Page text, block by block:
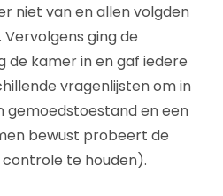
niet van en allen volgden
ging de
de kamer in en gaf iedere
vragenlijsten om in
gemoedstoestand en een
bewust probeert de
te houden).